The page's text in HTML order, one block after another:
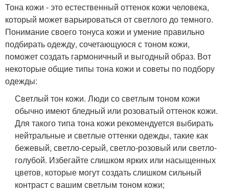
Тона кожи - это естественный оттенок кожи человека,
который может варьироваться от светлого до темного.
Понимание своего тонуса кожи и умение правильно
подбирать одежду, сочетающуюся с тоном кожи,
поможет создать гармоничный и выгодный образ. Вот
некоторые общие типы тона кожи и советы по подбору
одежды:
Светлый тон кожи. Люди со светлым тоном кожи
обычно имеют бледный или розоватый оттенок кожи.
Для такого типа тона кожи рекомендуется выбирать
нейтральные и светлые оттенки одежды, такие как
бежевый, светло-серый, светло-розовый или светло-
голубой. Избегайте слишком ярких или насыщенных
цветов, которые могут создать слишком сильный
контраст с вашим светлым тоном кожи;